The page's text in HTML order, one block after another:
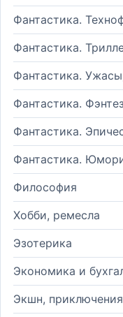
Фантастика.
Фантастика.
Фантастика.
Фантастика.
Фантастика.
Фантастика.
Философия
Хобби, ремесла
Эзотерика
Экономика и
Экшн, приключения